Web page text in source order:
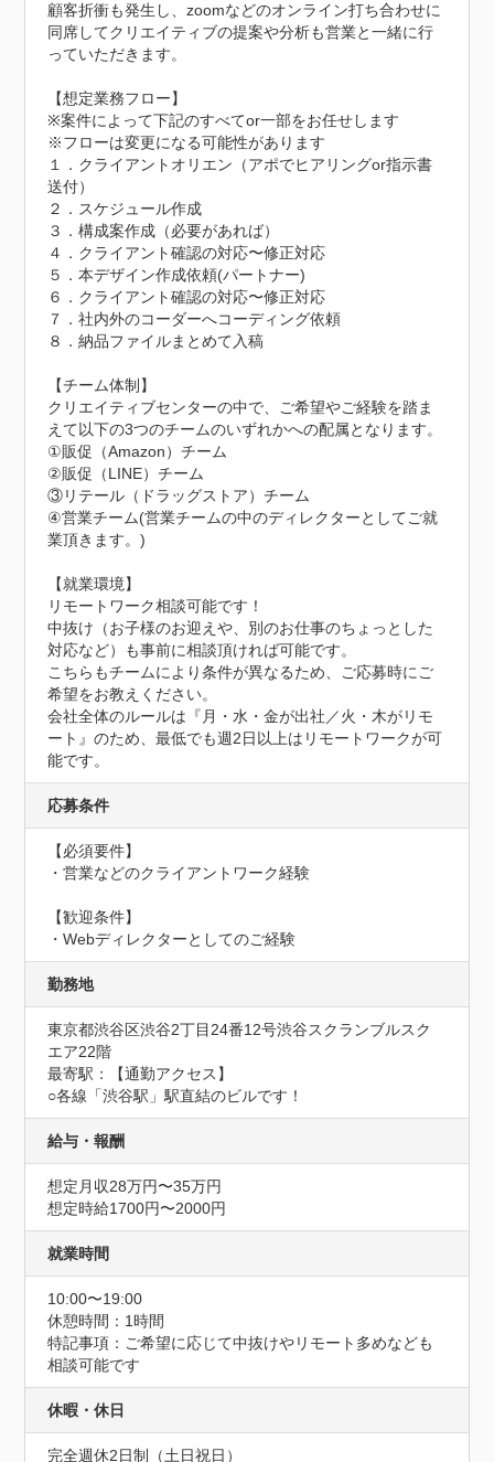
顧客折衝も発生し、zoomなどのオンライン打ち合わせに
同席してクリエイティブの提案や分析も営業と一緒に行
っていただきます。
【想定業務フロー】
※案件によって下記のすべてor一部をお任せします
※フローは変更になる可能性があります
１．クライアントオリエン（アポでヒアリングor指示書
送付）
２．スケジュール作成
３．構成案作成（必要があれば）
４．クライアント確認の対応〜修正対応
５．本デザイン作成依頼(パートナー)
６．クライアント確認の対応〜修正対応
７．社内外のコーダーへコーディング依頼
８．納品ファイルまとめて入稿
【チーム体制】
クリエイティブセンターの中で、ご希望やご経験を踏ま
えて以下の3つのチームのいずれかへの配属となります。
①販促（Amazon）チーム
②販促（LINE）チーム
③リテール（ドラッグストア）チーム
④営業チーム(営業チームの中のディレクターとしてご就
業頂きます。)
【就業環境】
リモートワーク相談可能です！
中抜け（お子様のお迎えや、別のお仕事のちょっとした
対応など）も事前に相談頂ければ可能です。
こちらもチームにより条件が異なるため、ご応募時にご
希望をお教えください。
会社全体のルールは『月・水・金が出社／火・木がリモ
ート』のため、最低でも週2日以上はリモートワークが可
能です。
応募条件
【必須要件】
・営業などのクライアントワーク経験
【歓迎条件】
・Webディレクターとしてのご経験
勤務地
東京都渋谷区渋谷2丁目24番12号渋谷スクランブルスク
エア22階
最寄駅：【通勤アクセス】
○各線「渋谷駅」駅直結のビルです！
給与・報酬
想定月収28万円〜35万円
想定時給1700円〜2000円
就業時間
10:00〜19:00
休憩時間：1時間
特記事項：ご希望に応じて中抜けやリモート多めなども
相談可能です
休暇・休日
完全週休2日制（土日祝日）